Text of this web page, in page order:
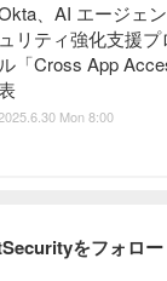
、AI エージェ
ュリティ強化支援プ
ル「Cross App
Mon 8:00
をフォロ